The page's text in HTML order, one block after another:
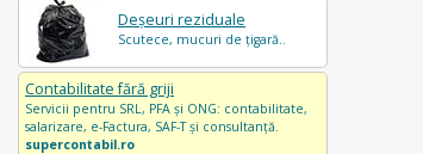
Deșeuri reziduale
Scutece, mucuri de țigară..
Contabilitate fără griji
Servicii pentru SRL, PFA și ONG: contabilitate,
salarizare, e-Factura, SAF-T și consultanță.
supercontabil.ro